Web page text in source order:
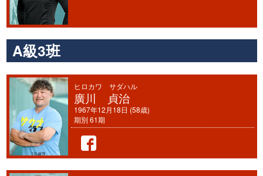
A級3班
ヒロカワ サダハル
廣川 貞治
1967年12月18日 (58歳)
期別 61期